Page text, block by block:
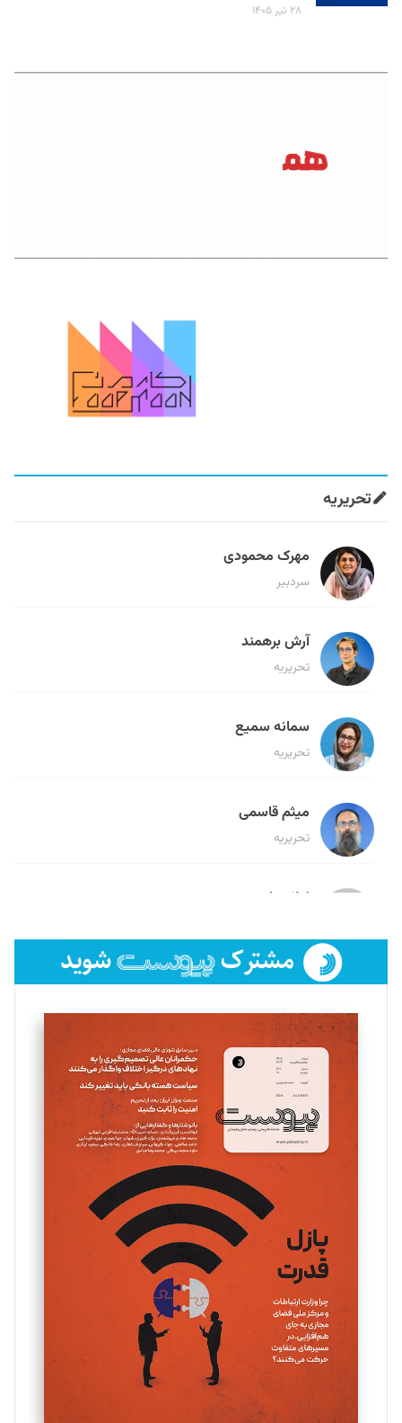
۲۸ تیر ۱۴۰۵
تحریریه
مهرک محمودی
سردبیر
آرش برهمند
تحریریه
سمانه سمیع
تحریریه
میثم قاسمی
تحریریه
لیلا حنارود
فائزه فتحی رستمی
تحریریه
سروش کرمیان
تحریریه
مینا پاکدل
یسنا امان‌پور
تحریریه
ملینا جعفری
تحریریه
مصطفی مسجدی آرانی